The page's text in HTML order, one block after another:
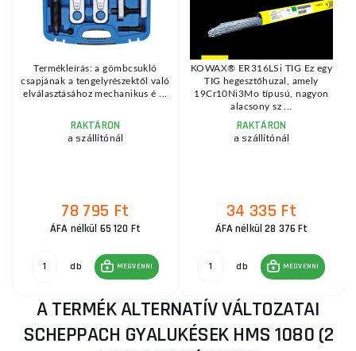
Termékleírás: a gömbcsukló
csapjának a tengelyrészektől való
elválasztásához mechanikus é ...
RAKTÁRON
a szállítónál
78 795 Ft
ÁFA nélkül 65 120 Ft
db MEGVENNI
KOWAX® ER316LSi TIG Ez egy
TIG hegesztőhuzal, amely
19Cr10Ni3Mo típusú, nagyon
alacsony sz ...
RAKTÁRON
a szállítónál
34 335 Ft
ÁFA nélkül 28 376 Ft
db MEGVENNI
A TERMÉK ALTERNATÍV VÁLTOZATAI
SCHEPPACH GYALUKÉSEK HMS 1080 (2